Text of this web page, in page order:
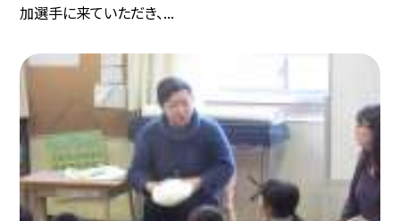
加選手に来ていただき、...